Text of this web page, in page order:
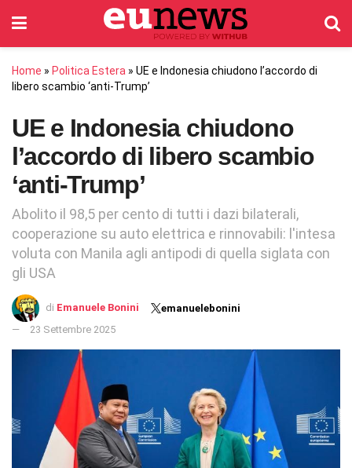
Home » Politica Estera » UE e Indonesia chiudono l’accordo di
libero scambio ‘anti-Trump’
UE e Indonesia chiudono
l’accordo di libero scambio
‘anti-Trump’
Abolito il 98,5 per cento di tutti i dazi bilaterali,
cooperazione su auto elettrica e rinnovabili: l'intesa
voluta con Manila agli antipodi di quella siglata con
gli USA
di Emanuele Bonini
emanuelebonini
23 Settembre 2025